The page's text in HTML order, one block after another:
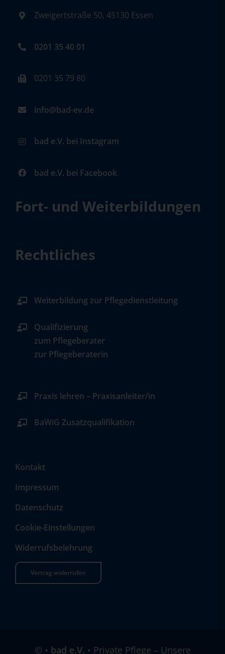
Zweigertstraße 50, 45130 Essen
0201 35 40 01
0201 35 79 80
info@bad-ev.de
bad e.V. bei Instagram
bad e.V. bei Facebook
Fort- und Weiterbildungen
Rechtliches
Weiterbildung zur Pflegedienstleitung
Qualifizierung
zum Pflegeberater
zur Pflegeberaterin
Praxis lehren – Praxisanleiter/in
BaWiG Zusatzqualifikation
Kontakt
Impressum
Datenschutz
Cookie-Einstellungen
Widerrufsbelehrung
Vertrag widerrufen
© • bad e.V. • Private Pflege – Unsere